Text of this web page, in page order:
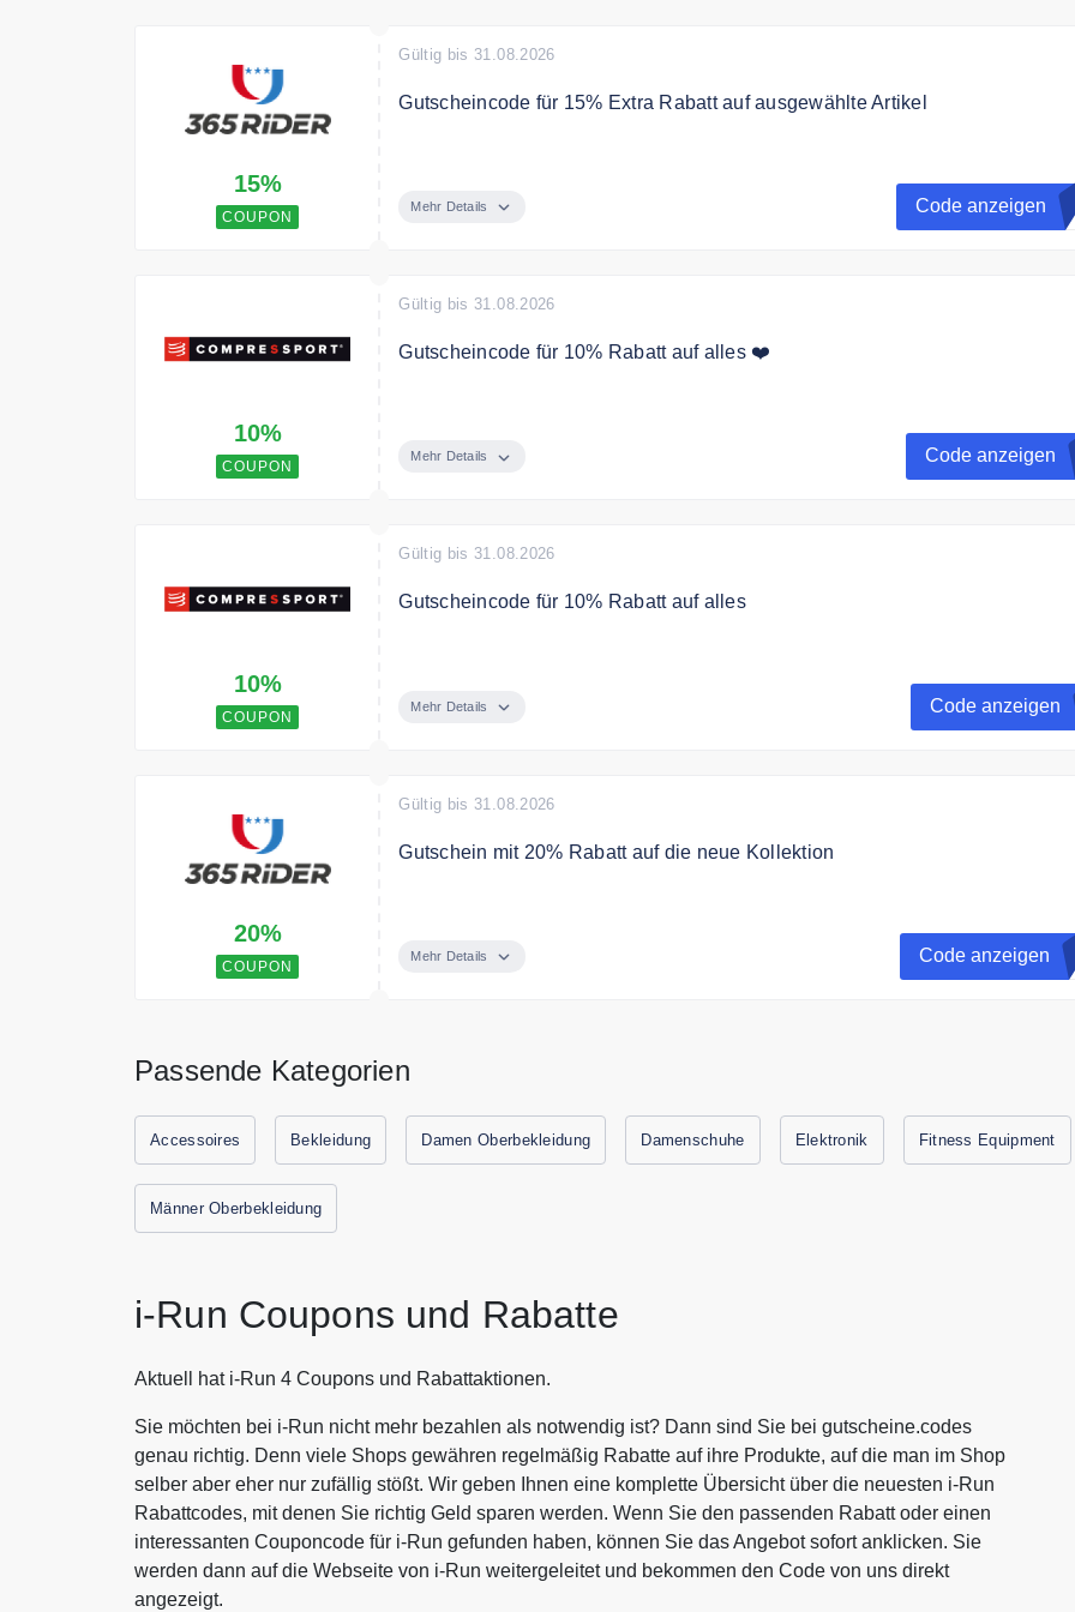
15%
COUPON
Gültig bis 31.08.2026
Gutscheincode für 15% Extra Rabatt auf ausgewählte Artikel
Mehr Details Code anzeigen
10%
COUPON
Gültig bis 31.08.2026
Gutscheincode für 10% Rabatt auf alles ❤️
Mehr Details Code anzeigen
10%
COUPON
Gültig bis 31.08.2026
Gutscheincode für 10% Rabatt auf alles
Mehr Details Code anzeigen
20%
COUPON
Gültig bis 31.08.2026
Gutschein mit 20% Rabatt auf die neue Kollektion
Mehr Details Code anzeigen
Passende Kategorien
Accessoires Bekleidung Damen Oberbekleidung Damenschuhe Elektronik Fitness Equipment
Männer Oberbekleidung
i-Run Coupons und Rabatte
Aktuell hat i-Run 4 Coupons und Rabattaktionen.
Sie möchten bei i-Run nicht mehr bezahlen als notwendig ist? Dann sind Sie bei gutscheine.codes
genau richtig. Denn viele Shops gewähren regelmäßig Rabatte auf ihre Produkte, auf die man im Shop
selber aber eher nur zufällig stößt. Wir geben Ihnen eine komplette Übersicht über die neuesten i-Run
Rabattcodes, mit denen Sie richtig Geld sparen werden. Wenn Sie den passenden Rabatt oder einen
interessanten Couponcode für i-Run gefunden haben, können Sie das Angebot sofort anklicken. Sie
werden dann auf die Webseite von i-Run weitergeleitet und bekommen den Code von uns direkt
angezeigt.